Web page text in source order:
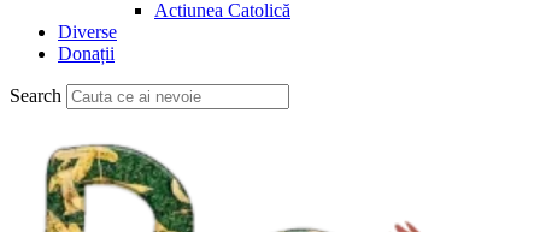
Actiunea Catolică
Diverse
Donații
Search